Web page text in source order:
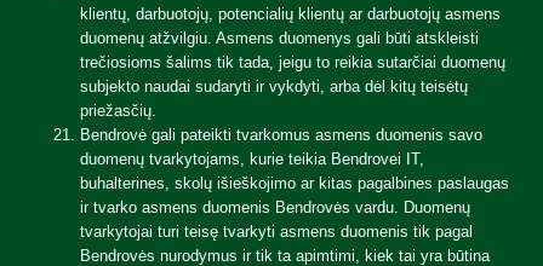
klientų, darbuotojų, potencialių klientų ar darbuotojų asmens
duomenų atžvilgiu. Asmens duomenys gali būti atskleisti
trečiosioms šalims tik tada, jeigu to reikia sutarčiai duomenų
subjekto naudai sudaryti ir vykdyti, arba dėl kitų teisėtų
priežasčių.
Bendrovė gali pateikti tvarkomus asmens duomenis savo
duomenų tvarkytojams, kurie teikia Bendrovei IT,
buhalterines, skolų išieškojimo ar kitas pagalbines paslaugas
ir tvarko asmens duomenis Bendrovės vardu. Duomenų
tvarkytojai turi teisę tvarkyti asmens duomenis tik pagal
Bendrovės nurodymus ir tik ta apimtimi, kiek tai yra būtina